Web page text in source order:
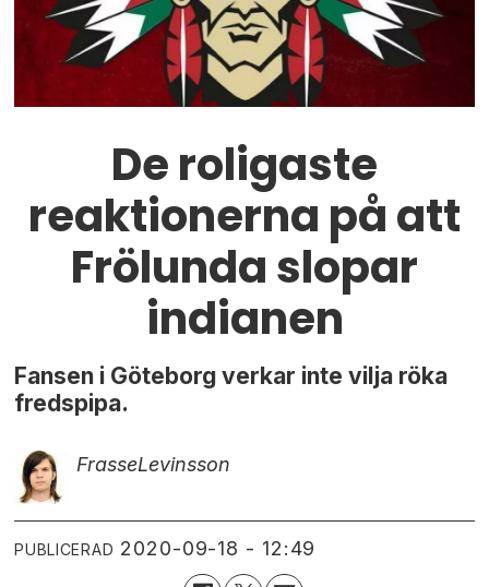
De roligaste
reaktionerna på att
Frölunda slopar
indianen
Fansen i Göteborg verkar inte vilja röka
fredspipa.
FrasseLevinsson
PUBLICERAD 2020-09-18 - 12:49